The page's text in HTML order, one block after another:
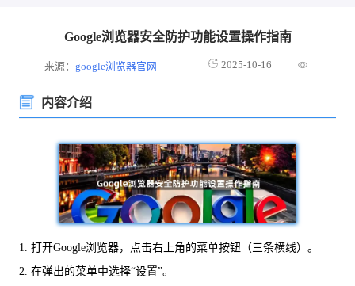
Google浏览器安全防护功能设置操作指南
来源：google浏览器官网 2025-10-16
内容介绍
1. 打开Google浏览器，点击右上角的菜单按钮（三条横线）。
2. 在弹出的菜单中选择“设置”。